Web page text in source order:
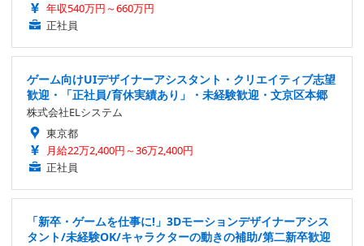
年収540万円～660万円
正社員
ゲーム向けUIデザイナーアシスタント・クリエイティブ志望
歓迎・「正社員/育休実績あり」・未経験歓迎・文京区本郷
株式会社ELシステム
東京都
月給22万2,400円～36万2,400円
正社員
「新卒・ゲームを仕事に!」3Dモーションデザイナーアシス
タント/未経験OK/キャラクターの動きの補助/第二新卒歓迎